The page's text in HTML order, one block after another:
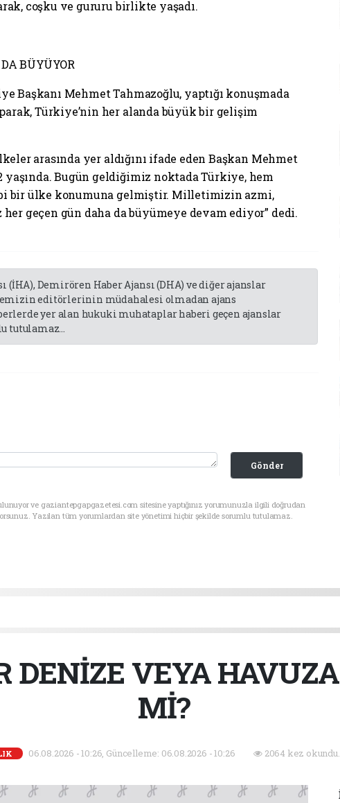
coşku ve gururu birlikte yaşadı.
BÜYÜYOR
Başkanı Mehmet Tahmazoğlu, yaptığı konuşmada
Türkiye’nin her alanda büyük bir gelişim
arasında yer aldığını ifade eden Başkan Mehmet
yaşında. Bugün geldiğimiz noktada Türkiye, hem
bir ülke konumuna gelmiştir. Milletimizin azmi,
geçen gün daha da büyümeye devam ediyor” dedi.
(İHA), Demirören Haber Ajansı (DHA) ve diğer ajanslar
editörlerinin müdahalesi olmadan ajans
yer alan hukuki muhataplar haberi geçen ajanslar
Gönder
ve gaziantepgapgazetesi.com sitesine yaptığınız yorumunuzla ilgili doğrudan
Yazılan tüm yorumlardan site yönetimi hiçbir şekilde sorumlu tutulamaz.
DENİZE VEYA
Mİ?
06.08.2026 - 10:26, Güncelleme: 06.08.2026 - 10:26 2064 kez okundu.